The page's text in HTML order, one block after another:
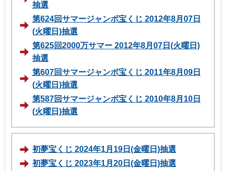
抽選
第624回サマージャンボ宝くじ 2012年8月07日
(火曜日)抽選
第625回2000万サマー 2012年8月07日(火曜日)
抽選
第607回サマージャンボ宝くじ 2011年8月09日
(火曜日)抽選
第587回サマージャンボ宝くじ 2010年8月10日
(火曜日)抽選
初夢宝くじ 2024年1月19日(金曜日)抽選
初夢宝くじ 2023年1月20日(金曜日)抽選